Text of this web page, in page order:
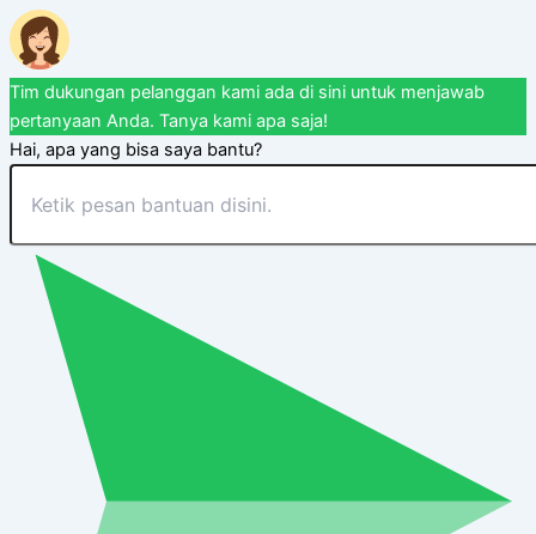
Tim dukungan pelanggan kami ada di sini untuk menjawab
pertanyaan Anda. Tanya kami apa saja!
Hai, apa yang bisa saya bantu?